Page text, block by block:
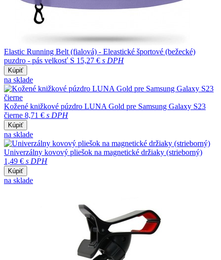
Elastic Running Belt (fialová) - Eleastické športové (bežecké)
puzdro - pás velkosť S 15,27 € s DPH
Kúpiť
na sklade
Kožené knižkové púzdro LUNA Gold pre Samsung Galaxy S23
čierne 8,71 € s DPH
Kúpiť
na sklade
Univerzálny kovový pliešok na magnetické držiaky (strieborný)
1,49 € s DPH
Kúpiť
na sklade